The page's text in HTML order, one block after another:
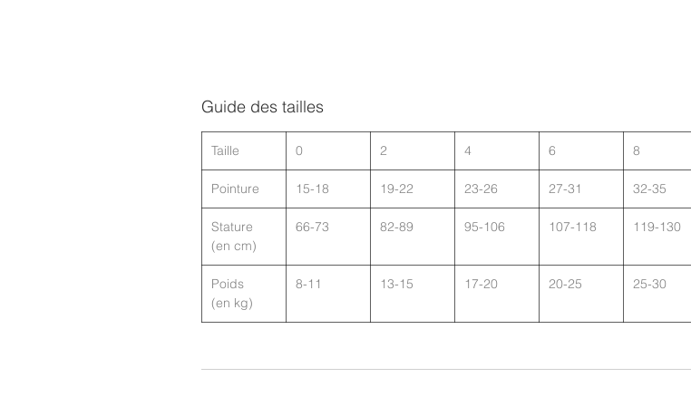
Guide des tailles
Taille 0 2 4 6 8
Pointure 15-18 19-22 23-26 27-31 32-35
Stature
(en cm)
66-73 82-89 95-106 107-118 119-130
Poids
(en kg)
8-11 13-15 17-20 20-25 25-30